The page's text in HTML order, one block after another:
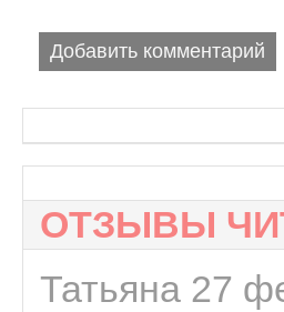
Добавить комментарий
ОТЗЫВЫ
Татьяна 27